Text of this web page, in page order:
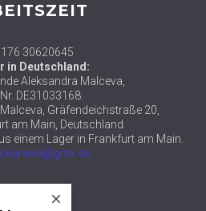
30620645
in Deutschland:
Aleksandra Malceva,
DE31033168.
Gräfendeichstraße 20,
am Main, Deutschland.
einem Lager in Frankfurt am Main.
close